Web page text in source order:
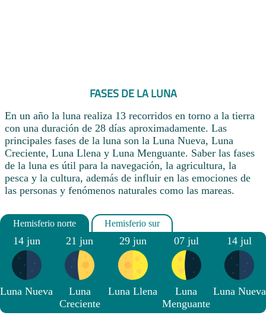
FASES DE LA LUNA
En un año la luna realiza 13 recorridos en torno a la tierra
con una duración de 28 días aproximadamente. Las
principales fases de la luna son la Luna Nueva, Luna
Creciente, Luna Llena y Luna Menguante. Saber las fases
de la luna es útil para la navegación, la agricultura, la
pesca y la cultura, además de influir en las emociones de
las personas y fenómenos naturales como las mareas.
14 jun
Luna Nueva
21 jun
Luna
Creciente
29 jun
Luna Llena
07 jul
Luna
Menguante
14 jul
Luna Nueva